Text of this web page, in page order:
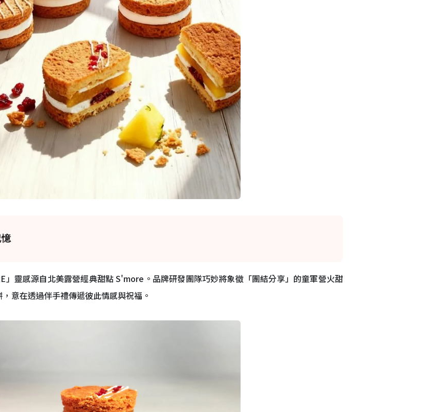
」靈感源自北美露營經典甜點 S'more。品牌研發團隊巧妙將象徵「團結分享」的童軍營火甜
意在透過伴手禮傳遞彼此情感與祝福。